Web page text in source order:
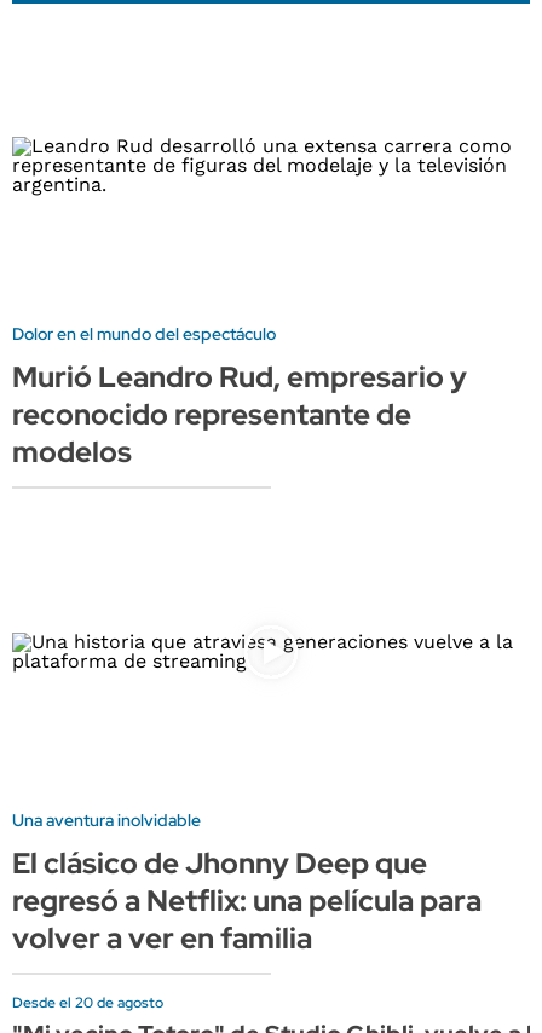
Dolor en el mundo del espectáculo
Murió Leandro Rud, empresario y
reconocido representante de
modelos
Una aventura inolvidable
El clásico de Jhonny Deep que
regresó a Netflix: una película para
volver a ver en familia
Desde el 20 de agosto